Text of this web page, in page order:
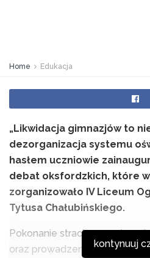
Home Edukacja
„Likwidacja gimnazjów to
dezorganizacja systemu
hasłem uczniowie
debat oksfordzkich, które
zorganizowało IV Liceum
Tytusa Chałubińskiego.
Pokonanie strachu przed
oraz prowadzenie kontynuuj